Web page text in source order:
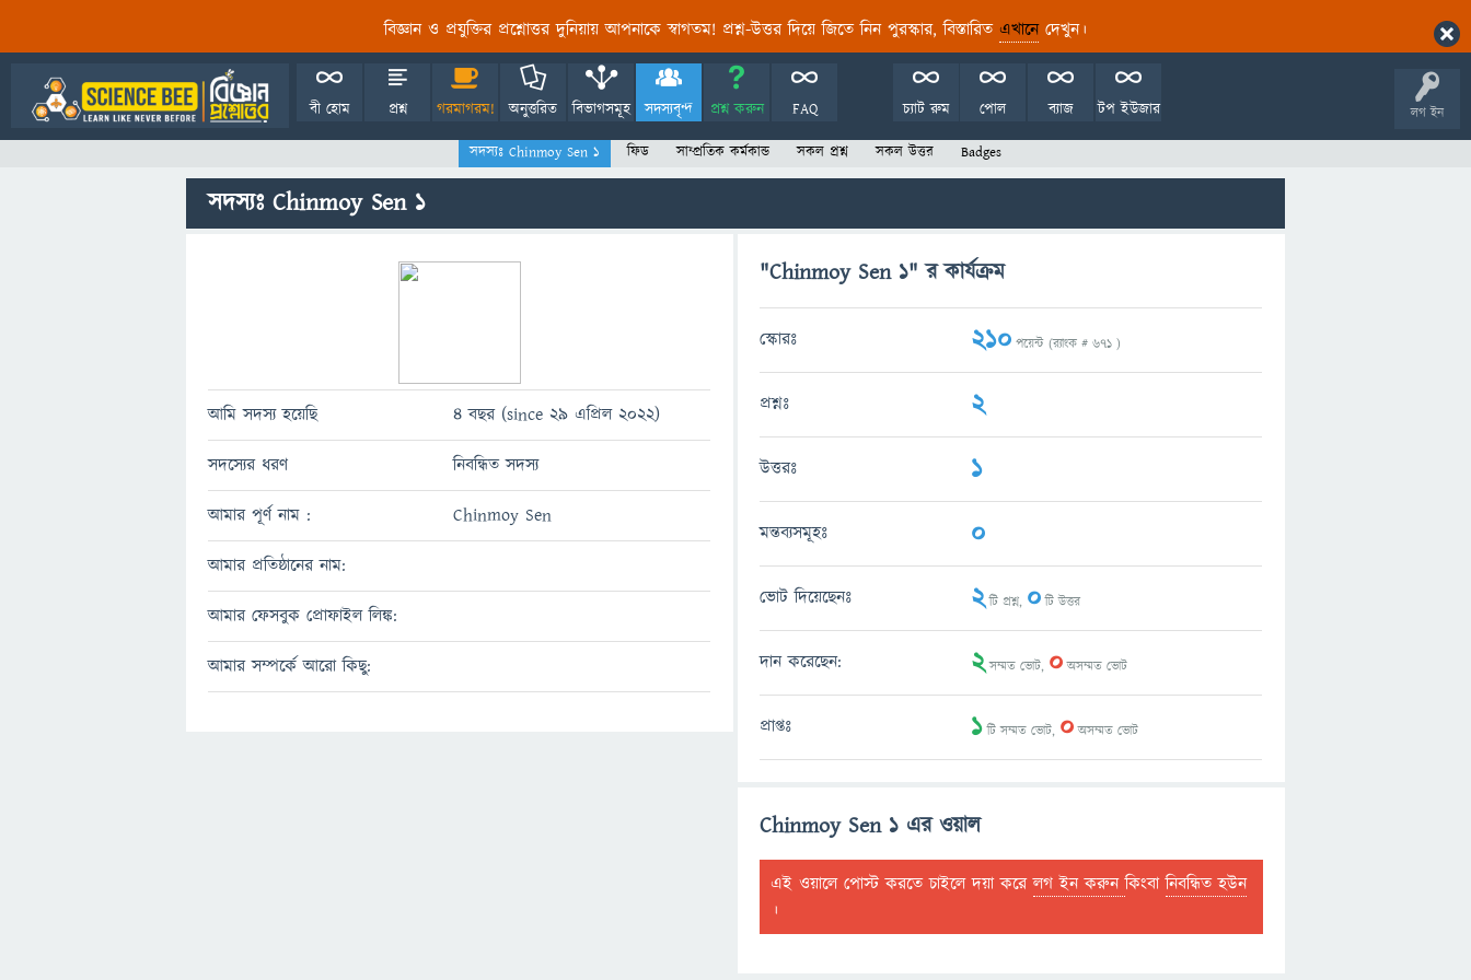
বিজ্ঞান ও প্রযুক্তির প্রশ্নোত্তর দুনিয়ায় আপনাকে স্বাগতম! প্রশ্ন-উত্তর দিয়ে জিতে নিন পুরস্কার, বিস্তারিত এখানেদেখুন।
লগ ইন
বী হোম প্রশ্ন গরমাগরম! অনুত্তরিত বিভাগসমূহ সদস্যবৃন্দ প্রশ্ন করুন FAQ টপ ইউজার
ব্যাজ
পোল
চ্যাট রুম
সদস্যঃ Chinmoy Sen 1 ফিড সাম্প্রতিক কর্মকান্ড সকল প্রশ্ন সকল উত্তর Badges
সদস্যঃ Chinmoy Sen 1
আমি সদস্য হয়েছি 4 বছর (since 29 এপ্রিল 2022)
সদস্যের ধরণ নিবন্ধিত সদস্য
আমার পূর্ণ নাম : Chinmoy Sen
আমার প্রতিষ্ঠানের নাম:
আমার ফেসবুক প্রোফাইল লিঙ্ক:
আমার সম্পর্কে আরো কিছু:
"Chinmoy Sen 1" র কার্যক্রম
স্কোরঃ 210 পয়েন্ট (র‌্যাংক #671 )
প্রশ্নঃ 2
উত্তরঃ 1
মন্তব্যসমূহঃ 0
ভোট দিয়েছেনঃ 2টি প্রশ্ন, 0টি উত্তর
দান করেছেন: 2সম্মত ভোট, 0অসম্মত ভোট
প্রাপ্তঃ 1টি সম্মত ভোট, 0অসম্মত ভোট
Chinmoy Sen 1 এর ওয়াল
এই ওয়ালে পোস্ট করতে চাইলে দয়া করেলগ ইন করুনকিংবানিবন্ধিত হউন
।